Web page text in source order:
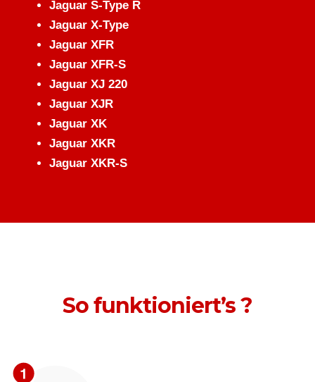
Jaguar S-Type R
Jaguar X-Type
Jaguar XFR
Jaguar XFR-S
Jaguar XJ 220
Jaguar XJR
Jaguar XK
Jaguar XKR
Jaguar XKR-S
So funktioniert’s ?